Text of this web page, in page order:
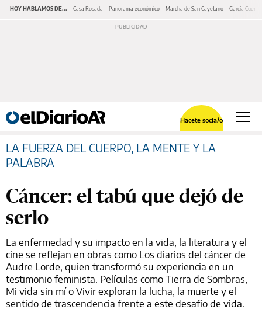
HOY HABLAMOS DE... Casa Rosada Panorama económico Marcha de San Cayetano García Cuerva
Hacete socia/o
LA FUERZA DEL CUERPO, LA MENTE Y LA
PALABRA
Cáncer: el tabú que dejó de
serlo
La enfermedad y su impacto en la vida, la literatura y el
cine se reflejan en obras como Los diarios del cáncer de
Audre Lorde, quien transformó su experiencia en un
testimonio feminista. Películas como Tierra de Sombras,
Mi vida sin mí o Vivir exploran la lucha, la muerte y el
sentido de trascendencia frente a este desafío de vida.